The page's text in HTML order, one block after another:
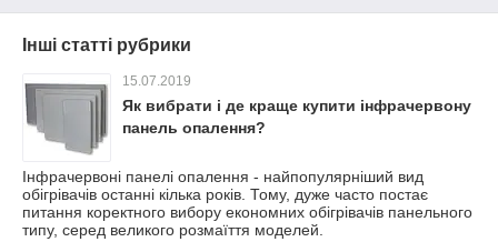
Інші статті рубрики
15.07.2019
Як вибрати і де краще купити інфрачервону
панель опалення?
Інфрачервоні панелі опалення - найпопулярніший вид
обігрівачів останні кілька років. Тому, дуже часто постає
питання коректного вибору економних обігрівачів панельного
типу, серед великого розмаїття моделей.